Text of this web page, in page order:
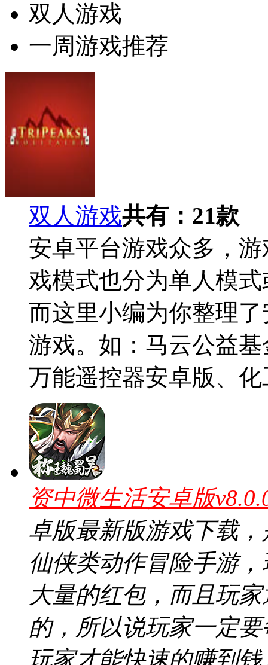
双人游戏
一周游戏推荐
双人游戏共有： 21款
安卓平台游戏众多，
戏模式也分为单人模
而这里小编为你整理
游戏。如：马云公益
万能遥控器安卓版、
资中微生活安卓版
卓版最新版游戏下载
仙侠类动作冒险手游
大量的红包，而且玩
的，所以说玩家一定
玩家才能快速的赚到钱